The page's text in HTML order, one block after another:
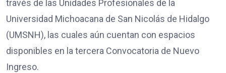
través de las Unidades Profesionales de la
Universidad Michoacana de San Nicolás de Hidalgo
(UMSNH), las cuales aún cuentan con espacios
disponibles en la tercera Convocatoria de Nuevo
Ingreso.